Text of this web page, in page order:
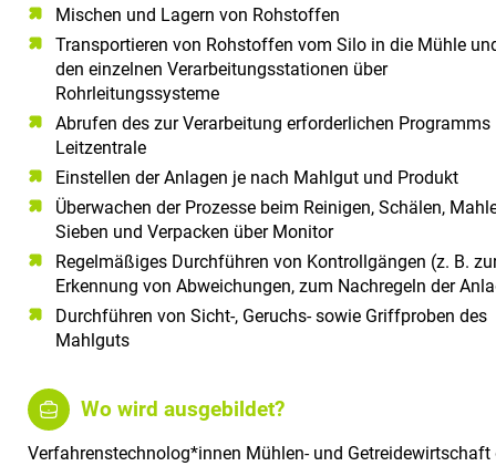
Mischen und Lagern von Rohstoffen
Transportieren von Rohstoffen vom Silo in die Mühle
den einzelnen Verarbeitungsstationen über
Rohrleitungssysteme
Abrufen des zur Verarbeitung erforderlichen Programms
Leitzentrale
Einstellen der Anlagen je nach Mahlgut und Produkt
Überwachen der Prozesse beim Reinigen, Schälen,
Sieben und Verpacken über Monitor
Regelmäßiges Durchführen von Kontrollgängen (z. B.
Erkennung von Abweichungen, zum Nachregeln der
Durchführen von Sicht-, Geruchs- sowie Griffproben des
Mahlguts
Wo wird ausgebildet?
Verfahrenstechnolog*innen Mühlen- und Getreidewirtschaft